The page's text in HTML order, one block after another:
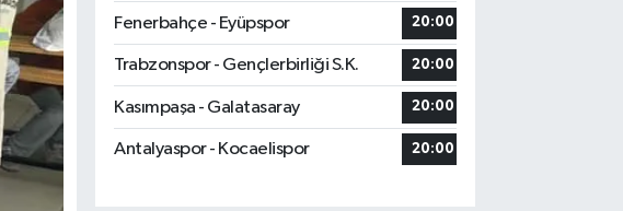
Fenerbahçe - Eyüpspor 20:00
Trabzonspor - Gençlerbirliği S.K. 20:00
Kasımpaşa - Galatasaray 20:00
Antalyaspor - Kocaelispor 20:00